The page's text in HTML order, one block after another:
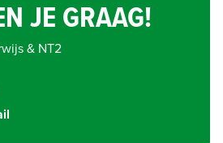
JE GRAAG!
& NT2